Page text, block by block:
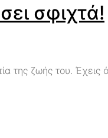
σφιχτά!
της ζωής του.